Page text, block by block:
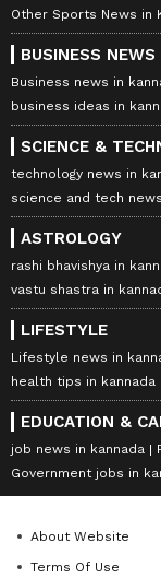
Other Sports News in
BUSINESS NEWS
Business news in
business ideas in
SCIENCE &
technology news in
science and tech news
ASTROLOGY
rashi bhavishya in
vastu shastra in
LIFESTYLE
Lifestyle news in
health tips in kannada
EDUCATION &
job news in kannada
Government jobs in
About Website
Terms Of Use